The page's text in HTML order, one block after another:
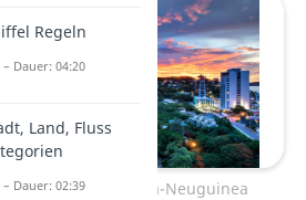
Port Moresby, Papua-Neuguinea
Regeln
– Dauer: 04:20
Land, Fluss
– Dauer: 02:39